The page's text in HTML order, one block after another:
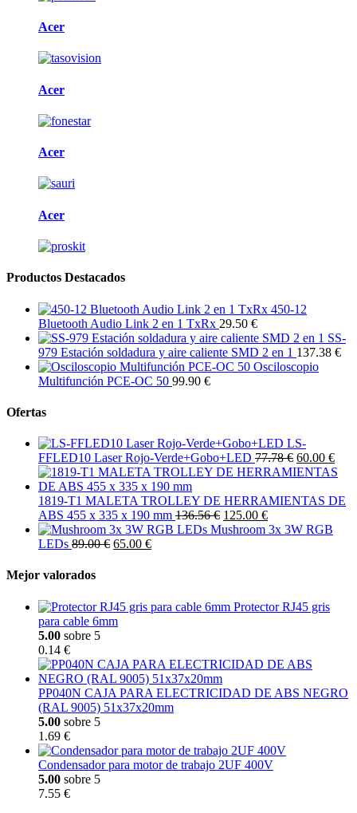
Acer
Acer
Acer
Acer
Productos Destacados
450-12
Bluetooth Audio Link 2 en 1 TxRx 29.50 €
SS-
979 Estación soldadura y aire caliente SMD 2 en 1 137.38 €
Osciloscopio
Multifunción PCE-OC 50 99.90 €
Ofertas
LS-
FFLED10 Laser Rojo-Verde+Gobo+LED 77.78 € 60.00 €
1819-T1 MALETA TROLLEY DE HERRAMIENTAS DE
ABS 455 x 335 x 190 mm 136.56 € 125.00 €
Mushroom 3x 3W RGB
LEDs 89.00 € 65.00 €
Mejor valorados
Protector RJ45 gris
para cable 6mm
5.00 sobre 5
0.14 €
PP040N CAJA PARA ELECTRICIDAD DE ABS NEGRO
(RAL 9005) 51x37x20mm
5.00 sobre 5
1.69 €
Condensador para motor de trabajo 2UF 400V
5.00 sobre 5
7.55 €